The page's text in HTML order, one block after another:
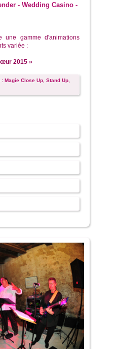
- Wedding Casino -
une gamme d'animations
variée :
2015 »
Magie Close Up, Stand Up,